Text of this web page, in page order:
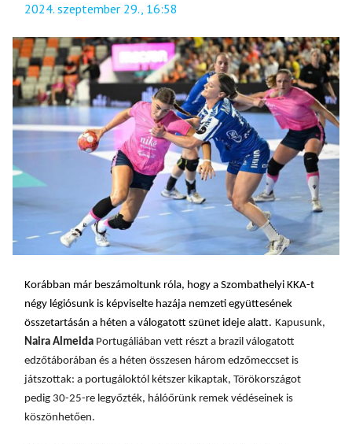
2024. szeptember 29., 16:58
Korábban már beszámoltunk róla, hogy a Szombathelyi KKA-t
négy légiósunk is képviselte hazája nemzeti együttesének
összetartásán a héten a válogatott szünet ideje alatt. Kapusunk,
Naira Almeida Portugáliában vett részt a brazil válogatott
edzőtáborában és a héten összesen három edzőmeccset is
játszottak: a portugáloktól kétszer kikaptak, Törökországot
pedig 30-25-re legyőzték, hálóőrünk remek védéseinek is
köszönhetően.